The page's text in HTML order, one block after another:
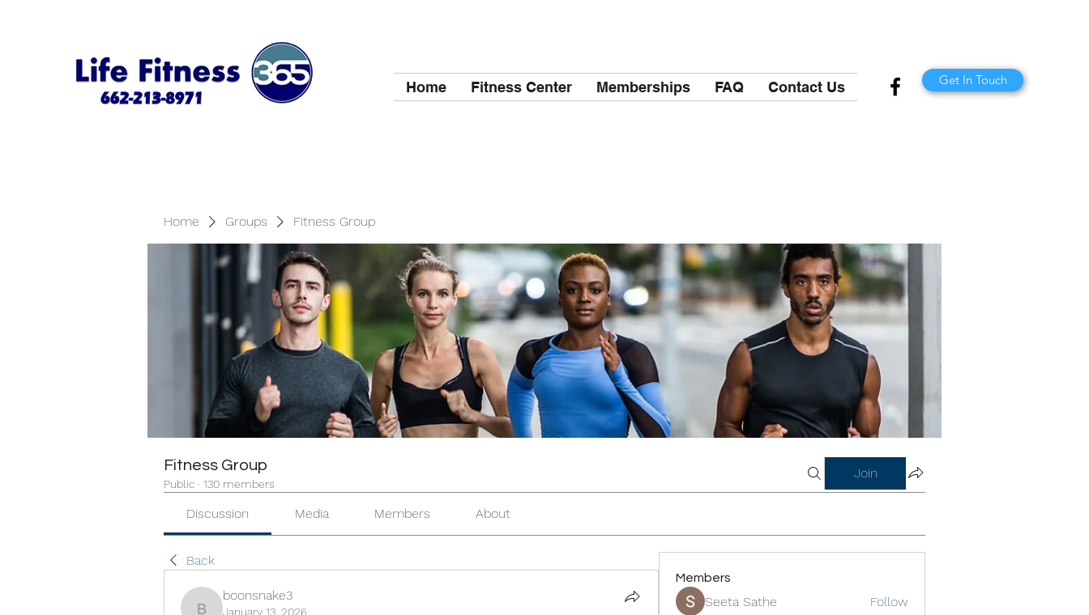
Home Fitness Center Memberships FAQ Contact Us Get In Touch
Home Groups Fitness Group
Fitness Group
Public · 130 members
Join
Discussion Media Members About
Back
boonsnake3
January 13, 2026
Members
Seeta Sathe
Follow